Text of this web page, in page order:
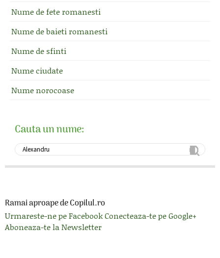
Nume de fete romanesti
Nume de baieti romanesti
Nume de sfinti
Nume ciudate
Nume norocoase
Cauta un nume:
Ramai aproape de Copilul.ro
Urmareste-ne pe FacebookConecteaza-te pe Google+
Aboneaza-te la Newsletter